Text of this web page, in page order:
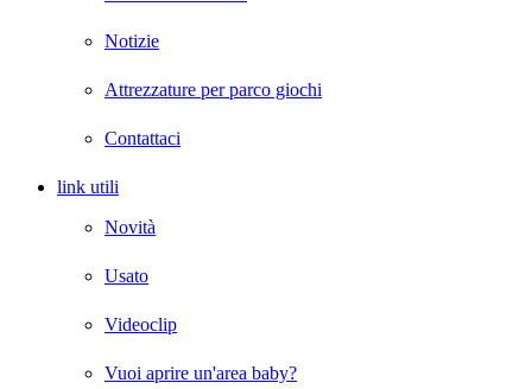
Notizie
Attrezzature per parco giochi
Contattaci
link utili
Novità
Usato
Videoclip
Vuoi aprire un'area baby?